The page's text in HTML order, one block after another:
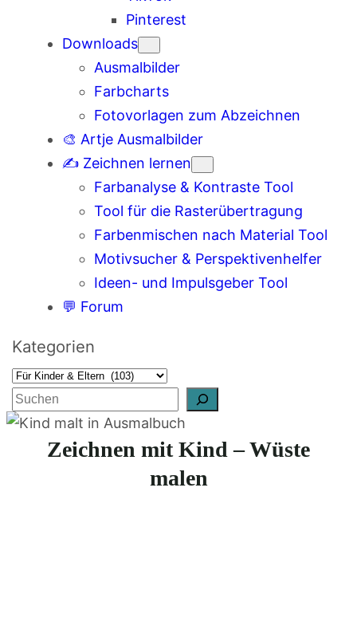
Pinterest
Downloads
Ausmalbilder
Farbcharts
Fotovorlagen zum Abzeichnen
🎨 Artje Ausmalbilder
✍️ Zeichnen lernen
Farbanalyse & Kontraste Tool
Tool für die Rasterübertragung
Farbenmischen nach Material Tool
Motivsucher & Perspektivenhelfer
Ideen- und Impulsgeber Tool
💬 Forum
Kategorien
S
u
Zeichnen mit Kind – Wüste
malen